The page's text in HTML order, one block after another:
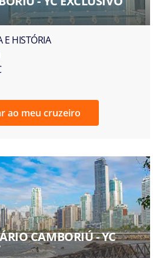
E HISTÓRIA
ao meu cruzeiro
CAMBORIÚ - YC